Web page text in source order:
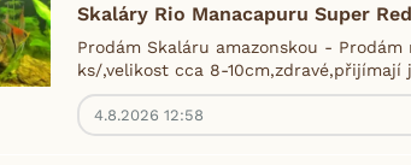
Skaláry Rio Manacapuru Super
Prodám Skaláru amazonskou -
ks/,velikost cca 8-
4.8.2026 12:58